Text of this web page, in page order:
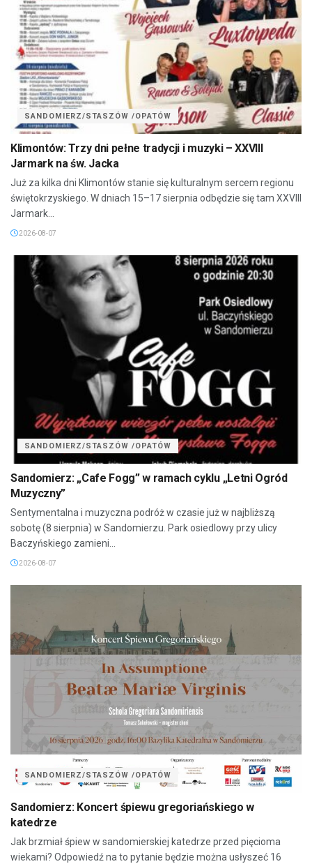
SANDOMIERZ/STASZÓW /OPATÓW
Klimontów: Trzy dni pełne tradycji i muzyki – XXVIII
Jarmark na św. Jacka
Już za kilka dni Klimontów stanie się kulturalnym sercem regionu
świętokrzyskiego. W dniach 15–17 sierpnia odbędzie się tam XXVIII
Jarmark...
2026-08-07
SANDOMIERZ/STASZÓW /OPATÓW
Sandomierz: „Cafe Fogg” w ramach cyklu „Letni Ogród
Muzyczny”
Sentymentalna i muzyczna podróż w czasie już w najbliższą
sobotę (8 sierpnia) w Sandomierzu. Park osiedlowy przy ulicy
Baczyńskiego zamieni...
2026-08-07
SANDOMIERZ/STASZÓW /OPATÓW
Sandomierz: Koncert śpiewu gregoriańskiego w
katedrze
Jak brzmiał śpiew w sandomierskiej katedrze przed pięcioma
wiekami? Odpowiedź na to pytanie będzie można usłyszeć 16